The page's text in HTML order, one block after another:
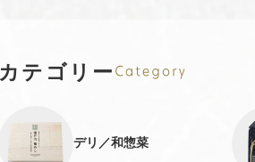
カテゴリー
デリ／和惣菜